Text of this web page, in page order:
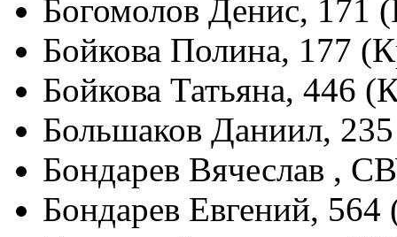
Богомолов Денис, 171
Бойкова Полина, 177
Бойкова Татьяна, 446
Большаков Даниил,
Бондарев Вячеслав ,
Бондарев Евгений,